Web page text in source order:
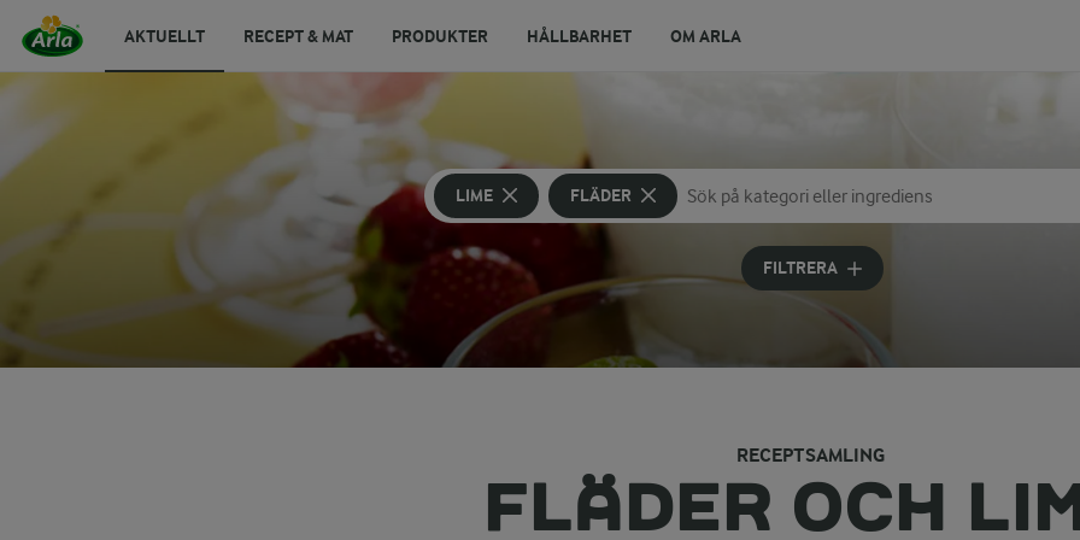
AKTUELLT RECEPT & MAT PRODUKTER HÅLLBARHET OM ARLA
LIME FLÄDER
Sök på kategori eller ingrediens
Skriv in sökord för att få förslag
FILTRERA
RECEPTSAMLING
FLÄDER OCH